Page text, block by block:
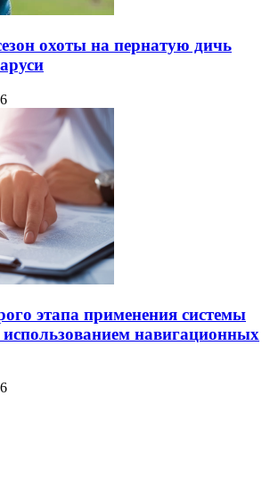
охоты на пернатую дичь
этапа применения системы
использованием навигационных